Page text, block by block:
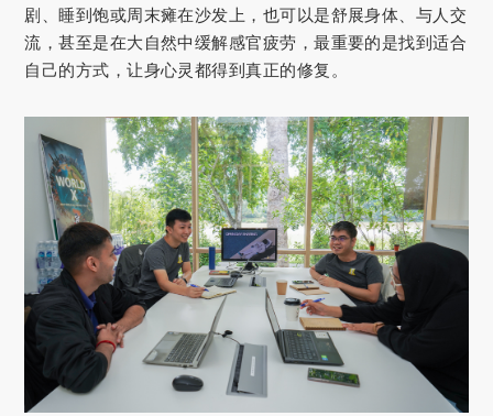
剧、睡到饱或周末瘫在沙发上，也可以是舒展身体、与人交
流，甚至是在大自然中缓解感官疲劳，最重要的是找到适合
自己的方式，让身心灵都得到真正的修复。